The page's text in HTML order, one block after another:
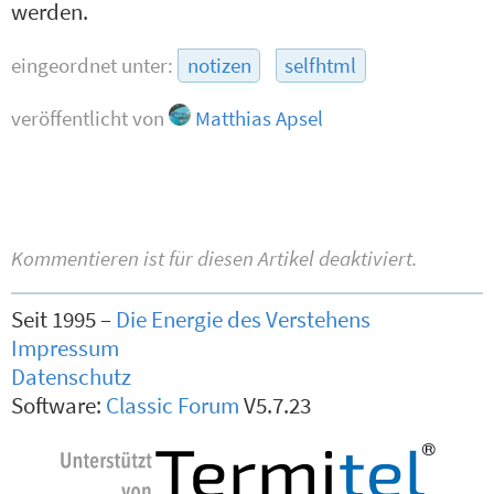
werden.
eingeordnet unter: notizen selfhtml
veröffentlicht von Matthias Apsel
Kommentieren ist für diesen Artikel deaktiviert.
Seit 1995 – Die Energie des Verstehens
Impressum
Datenschutz
Software: Classic ForumV5.7.23